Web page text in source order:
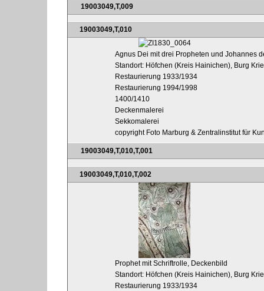
19003049,T,009
19003049,T,010
Agnus Dei mit drei Propheten und Johannes
Standort: Höfchen (Kreis Hainichen), Burg
Restaurierung 1933/1934
Restaurierung 1994/1998
1400/1410
Deckenmalerei
Sekkomalerei
copyright Foto Marburg & Zentralinstitut für
19003049,T,010,T,001
19003049,T,010,T,002
Prophet mit Schriftrolle, Deckenbild
Standort: Höfchen (Kreis Hainichen), Burg
Restaurierung 1933/1934